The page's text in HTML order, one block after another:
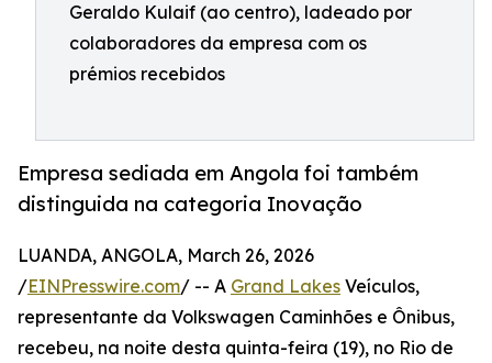
Geraldo Kulaif (ao centro), ladeado por
colaboradores da empresa com os
prémios recebidos
Empresa sediada em Angola foi também
distinguida na categoria Inovação
LUANDA, ANGOLA, March 26, 2026
/EINPresswire.com/ -- A Grand Lakes Veículos,
representante da Volkswagen Caminhões e Ônibus,
recebeu, na noite desta quinta-feira (19), no Rio de